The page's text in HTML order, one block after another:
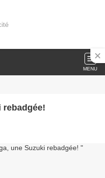
MENU
rebadgée!